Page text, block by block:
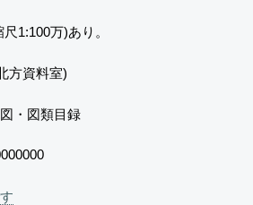
1:100万)あり。
方資料室)
・図類目録